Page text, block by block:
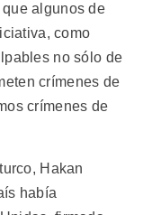
algunos de
como
no sólo de
crímenes de
crímenes de
Hakan
había